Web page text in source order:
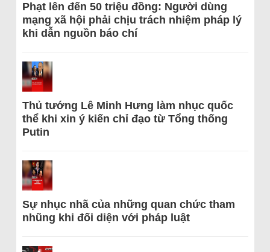
Phạt lên đến 50 triệu đồng: Người dùng
mạng xã hội phải chịu trách nhiệm pháp lý
khi dẫn nguồn báo chí
Thủ tướng Lê Minh Hưng làm nhục quốc
thể khi xin ý kiến chỉ đạo từ Tổng thống
Putin
Sự nhục nhã của những quan chức tham
nhũng khi đối diện với pháp luật